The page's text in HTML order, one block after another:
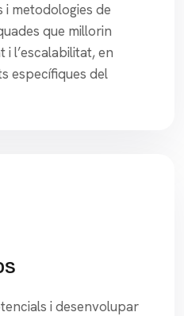
i metodologies de
que millorin
i l’escalabilitat, en
específiques del
i desenvolupar